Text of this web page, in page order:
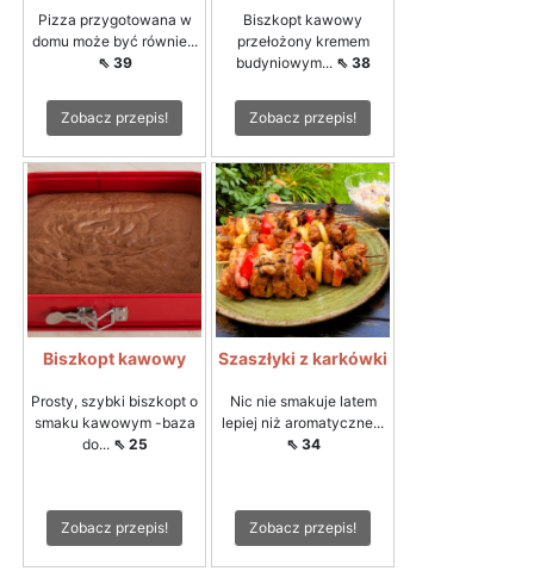
Pizza przygotowana w
domu może być równie...
⇖ 39
Zobacz przepis!
Biszkopt kawowy
przełożony kremem
budyniowym... ⇖ 38
Zobacz przepis!
Biszkopt kawowy
Prosty, szybki biszkopt o
smaku kawowym -baza
do... ⇖ 25
Zobacz przepis!
Szaszłyki z karkówki
Nic nie smakuje latem
lepiej niż aromatyczne...
⇖ 34
Zobacz przepis!